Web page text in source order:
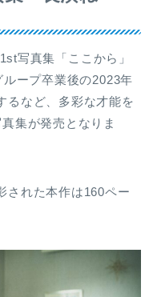
写真集「ここから」
ープ卒業後の2023年
るなど、多彩な才能を
集が発売となりま
された本作は160ペー